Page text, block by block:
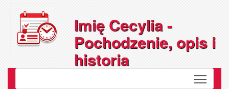
Imię Cecylia -
Pochodzenie, opis i
historia